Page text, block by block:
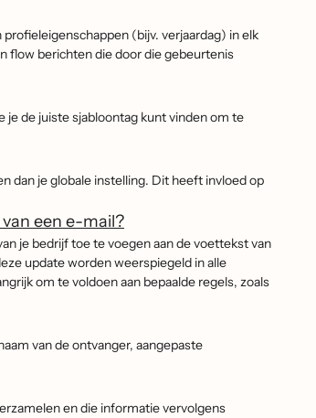
(bijv. verjaardag) in elk
flow berichten die door die gebeurtenis
de juiste sjabloontag kunt vinden om te
dan je globale instelling. Dit heeft invloed op
een e-mail?
je bedrijf toe te voegen aan de voettekst van
update worden weerspiegeld in alle
om te voldoen aan bepaalde regels, zoals
van de ontvanger, aangepaste
en die informatie vervolgens